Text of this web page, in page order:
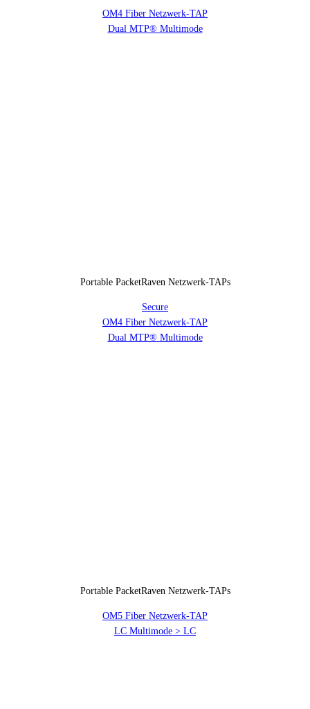
OM4 Fiber Netzwerk-TAP
Dual MTP® Multimode
Portable PacketRaven Netzwerk-TAPs
Secure
OM4 Fiber Netzwerk-TAP
Dual MTP® Multimode
Portable PacketRaven Netzwerk-TAPs
OM5 Fiber Netzwerk-TAP
LC Multimode > LC